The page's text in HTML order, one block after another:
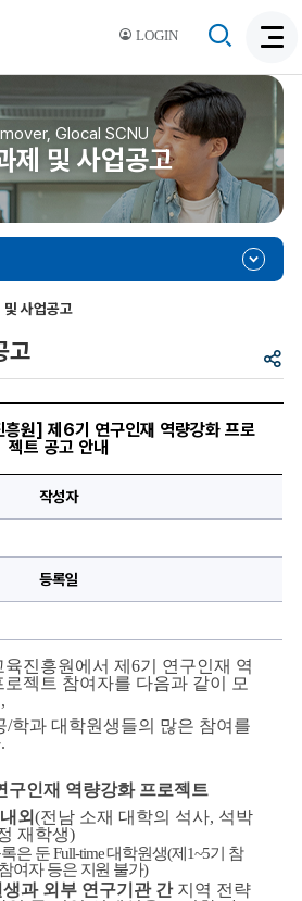
LOGIN
색
활
성
색
Glocal SCNU
제 및 사업공고
및 사업공고
공
고
흥원] 제6기 연구인재 역량강화 프로
젝트 공고 안내
작성자
등록일
진흥원에서 제 6기 연구인재 역
로젝트 참여자를 다음과 같이 모
,
/학과 대학원생들의 많은 참여를
구인재 역량강화 프로젝트
내외 (전남 소재 대학의 석사, 석박
재학생)
록은 둔 Full-time 대학원생(제 1~5기 참
여자 등은 지원 불가)
과 외부 연구기관 간 지역 전략